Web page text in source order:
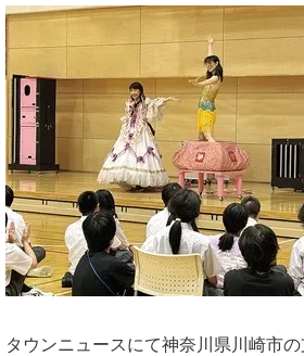
タウンニュースにて神奈川県川崎市